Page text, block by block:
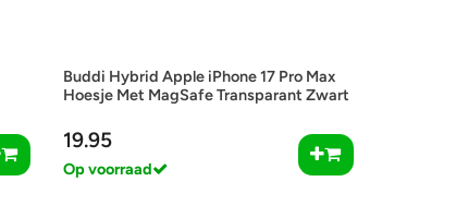
Buddi Hybrid Apple iPhone 17 Pro Max
Hoesje Met MagSafe Transparant Zwart
19.95
Op voorraad